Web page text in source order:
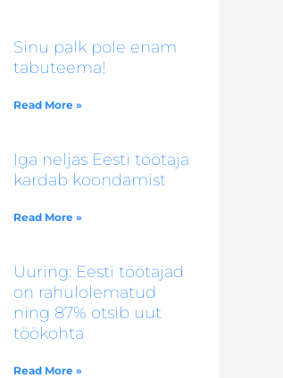
Sinu palk pole enam
tabuteema!
Read More »
Iga neljas Eesti töötaja
kardab koondamist
Read More »
Uuring: Eesti töötajad
on rahulolematud
ning 87% otsib uut
töökohta
Read More »